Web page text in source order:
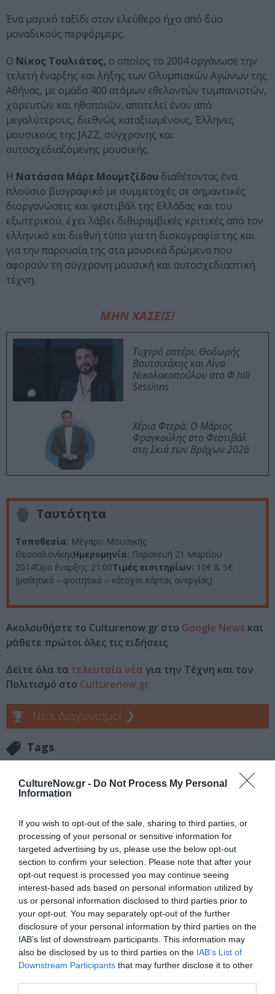
CultureNow.gr - Do Not Process My Personal
Information
If you wish to opt-out of the sale, sharing to third parties, or
processing of your personal or sensitive information for
targeted advertising by us, please use the below opt-out
section to confirm your selection. Please note that after your
opt-out request is processed you may continue seeing
interest-based ads based on personal information utilized by
us or personal information disclosed to third parties prior to
your opt-out. You may separately opt-out of the further
disclosure of your personal information by third parties on the
IAB’s list of downstream participants. This information may
also be disclosed by us to third parties on the IAB’s List of
Downstream Participants that may further disclose it to other
Ένα μαγικό ταξίδι στον ελεύθερο ήχο από δύο
μοναδικούς περφόρμερς.
Ο Νίκος Τουλιάτος, ο οποίος το 2004 οργάνωσε την
τελετή έναρξης και λήξης των Ολυμπιακών Αγώνων της
Αθήνας, με ομάδα 400 ατόμων εθελοντών τυμπανιστών,
χορευτών και ηθοποιών, αποτελεί έναν από
μεγαλύτερους, διεθνώς καταξιωμένους, Έλληνες
μουσικούς της JAZZ, σύγχρονης και
αυτoσχεδιαζόμενης μουσικής.
Η Νατάσσα Μάρε Μουμτζίδου διαθέτοντας ένα
πλούσιο βιογραφικό με συμμετοχές σε σημαντικές
διοργανώσεις και φεστιβάλ της Ελλάδας και του
εξωτερικού, έχει λάβει διθυραμβικές κριτικές από τον
ελληνικό και διεθνή τύπο για τη δισκογραφία της και
για την παρουσία της στα μουσικά δρώμενα που
αφορούν τη σύγχρονη μουσική και αυτοσχεδιαστική
τέχνη.
ΜΗΝ ΧΑΣΕΙΣ!
Τυχερό αστέρι: Θοδωρής
Βουτσικάκης και Λίνα
Νικολακοπούλου στο Φ hill
Sessions
Χέρια Φτερά: Ο Μάριος
Φραγκούλης στο Φεστιβάλ
στη Σκιά των Βράχων 2026
Ταυτότητα
Τοποθεσία: Μέγαρο Μουσικής
ΘεσσαλονίκηςΗμερομηνία: Παρσκευή 21 Μαρτίου
2014Ώρα έναρξης: 21:00Τιμές εισιτηρίων: 10€ & 5€
(μαθητικά – φοιτητικά – κάτοχοι κάρτας ανεργίας)
Ακολουθήστε το Culturenow.gr στο Google News και
μάθετε πρώτοι όλες τις ειδήσεις
Δείτε όλα τα τελευταία νέα για την Τέχνη και τον
Πολιτισμό στο Culturenow.gr
Νέοι Διαγωνισμοί ❯
Tags
Κάθε βδομάδα στο e-mail σας τα τελευταία νέα για
την Τέχνη και τον Πολιτισμό!
Ακολουθήστε το Culturenow.gr
Σχετικά Άρθρα